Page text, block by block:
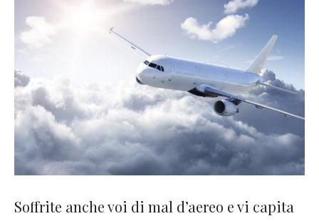
Soffrite anche voi di mal d’aereo e vi capita